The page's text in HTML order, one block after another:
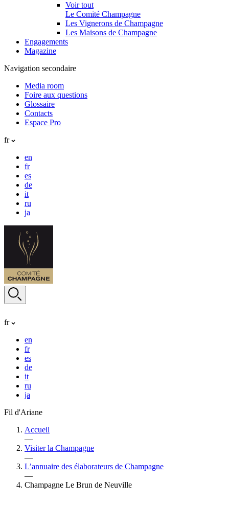
Voir tout
Le Comité Champagne
Les Vignerons de Champagne
Les Maisons de Champagne
Engagements
Magazine
Navigation secondaire
Media room
Foire aux questions
Glossaire
Contacts
Espace Pro
fr
en
fr
es
de
it
ru
ja
fr
en
fr
es
de
it
ru
ja
Fil d'Ariane
Accueil
—
Visiter la Champagne
—
L’annuaire des élaborateurs de Champagne
—
Champagne Le Brun de Neuville